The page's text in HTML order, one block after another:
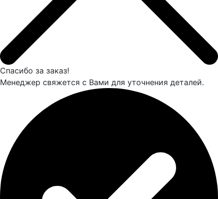
Спасибо за заказ!
Менеджер свяжется с Вами для уточнения деталей.